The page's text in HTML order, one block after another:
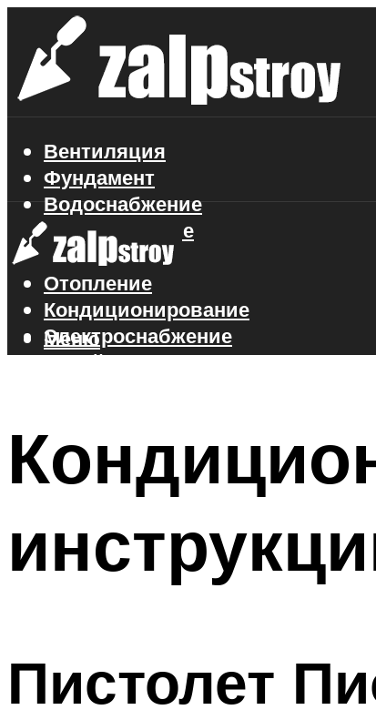
Вентиляция
Фундамент
Водоснабжение
Газоснабжение
Канализация
Отопление
Кондиционирование
Электроснабжение
Стройматериалы
Меню
Пистолет